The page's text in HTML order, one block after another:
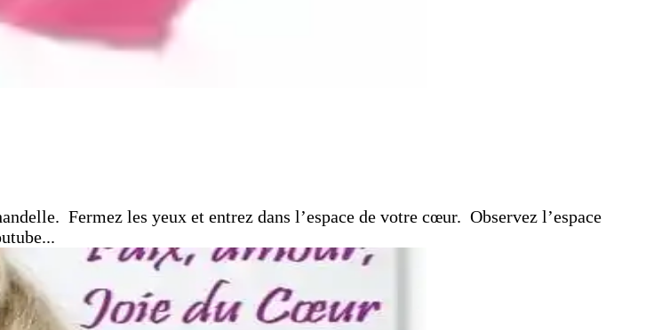
Fermez les yeux et entrez dans l’espace de votre cœur. Observez l’espace